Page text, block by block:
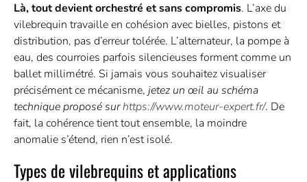
Là, tout devient orchestré et sans compromis. L’axe du
vilebrequin travaille en cohésion avec bielles, pistons et
distribution, pas d’erreur tolérée. L’alternateur, la pompe à
eau, des courroies parfois silencieuses forment comme un
ballet millimétré. Si jamais vous souhaitez visualiser
précisément ce mécanisme, jetez un œil au schéma
technique proposé surhttps://www.moteur-expert.fr/. De
fait, la cohérence tient tout ensemble, la moindre
anomalie s’étend, rien n’est isolé.
Types de vilebrequins et applications